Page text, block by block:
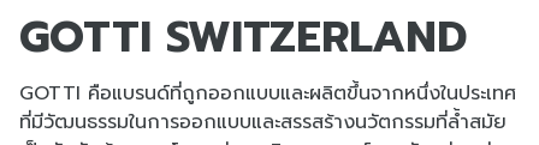
GOTTI SWITZERLAND
GOTTI คือแบรนด์ที่ถูกออกแบบและผลิตขึ้นจากหนึ่งในประเทศ
ที่มีวัฒนธรรมในการออกแบบและสรรสร้างนวัตกรรมที่ล้ำสมัย